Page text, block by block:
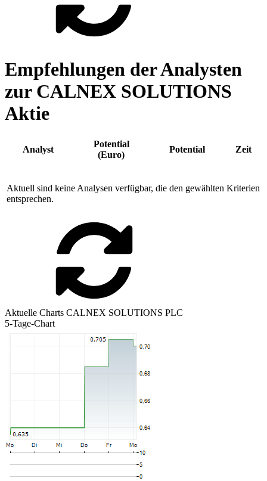
Empfehlungen der Analysten
zur CALNEX SOLUTIONS
Aktie
Analyst
Potential
(Euro)
Potential Zeit
Aktuell sind keine Analysen verfügbar, die den gewählten Kriterien
entsprechen.
Aktuelle Charts CALNEX SOLUTIONS PLC
5-Tage-Chart